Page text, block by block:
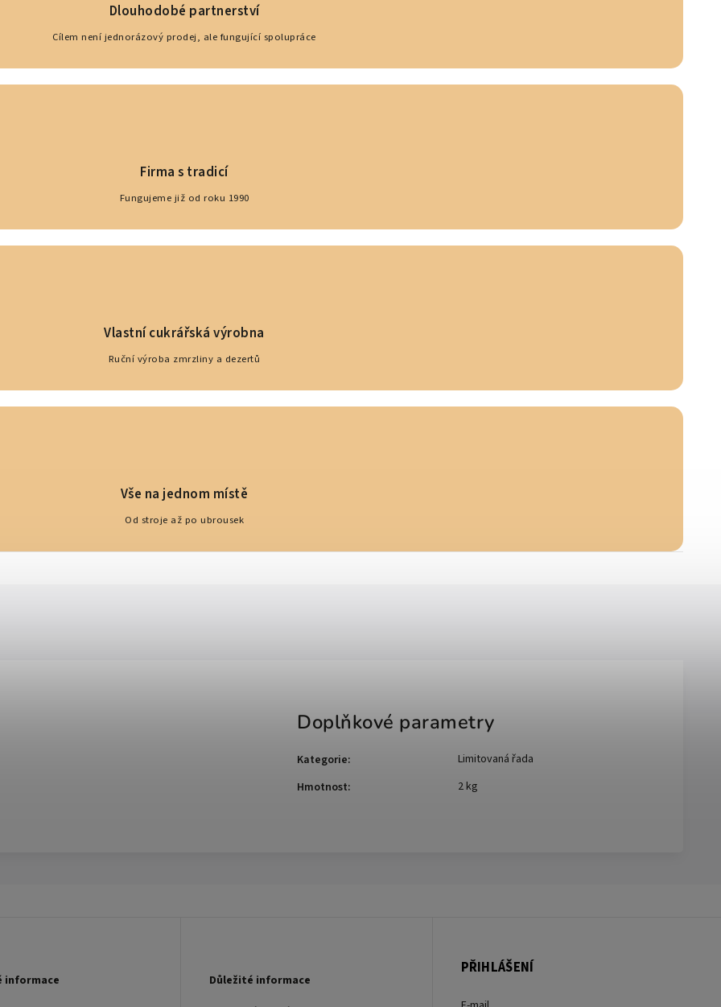
Dlouhodobé partnerství
Cílem není jednorázový prodej, ale fungující spolupráce
Firma s tradicí
Fungujeme již od roku 1990
Vlastní cukrářská výrobna
Ruční výroba zmrzliny a dezertů
Vše na jednom místě
Od stroje až po ubrousek
Doplňkové parametry
Kategorie:
Limitovaná řada
Hmotnost: 2 kg
informace
Důležité informace
PŘIHLÁŠENÍ